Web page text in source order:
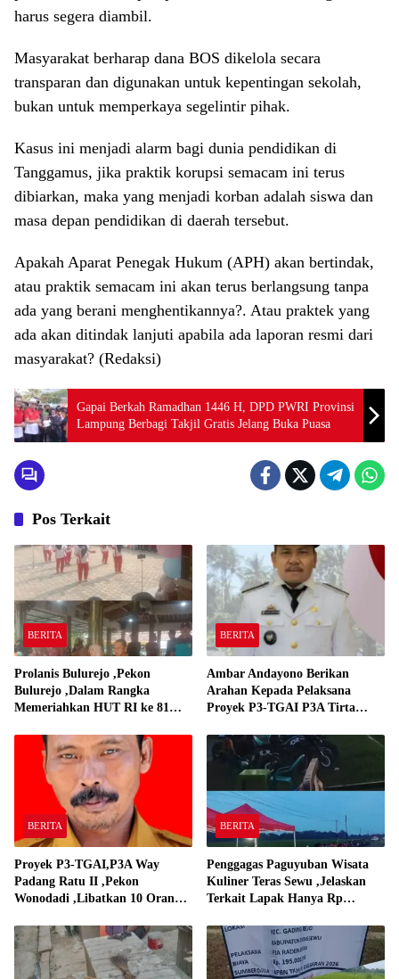
harus segera diambil.
Masyarakat berharap dana BOS dikelola secara
transparan dan digunakan untuk kepentingan sekolah,
bukan untuk memperkaya segelintir pihak.
Kasus ini menjadi alarm bagi dunia pendidikan di
Tanggamus, jika praktik korupsi semacam ini terus
dibiarkan, maka yang menjadi korban adalah siswa dan
masa depan pendidikan di daerah tersebut.
Apakah Aparat Penegak Hukum (APH) akan bertindak,
atau praktik semacam ini akan terus berlangsung tanpa
ada yang berani menghentikannya?. Atau praktek yang
ada akan ditindak lanjuti apabila ada laporan resmi dari
masyarakat? (Redaksi)
Gapai Berkah Ramadhan 1446 H, DPD PWRI Provinsi
Lampung Berbagi Takjil Gratis Jelang Buka Puasa
Pos Terkait
BERITA
Prolanis Bulurejo ,Pekon
Bulurejo ,Dalam Rangka
Memeriahkan HUT RI ke 81
BERITA
Ambar Andayono Berikan
Arahan Kepada Pelaksana
Proyek P3-TGAI P3A Tirta
BERITA
Proyek P3-TGAI,P3A Way
Padang Ratu II ,Pekon
Wonodadi ,Libatkan 10 Orang
Padang Ratu
BERITA
Penggagas Paguyuban Wisata
Kuliner Teras Sewu ,Jelaskan
Terkait Lapak Hanya Rp